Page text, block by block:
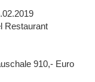
Restaurant
910,- Euro